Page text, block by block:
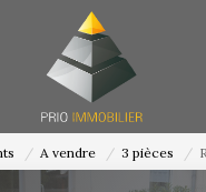
ACHETER
ESTIMATION
A vendre 3 pièces